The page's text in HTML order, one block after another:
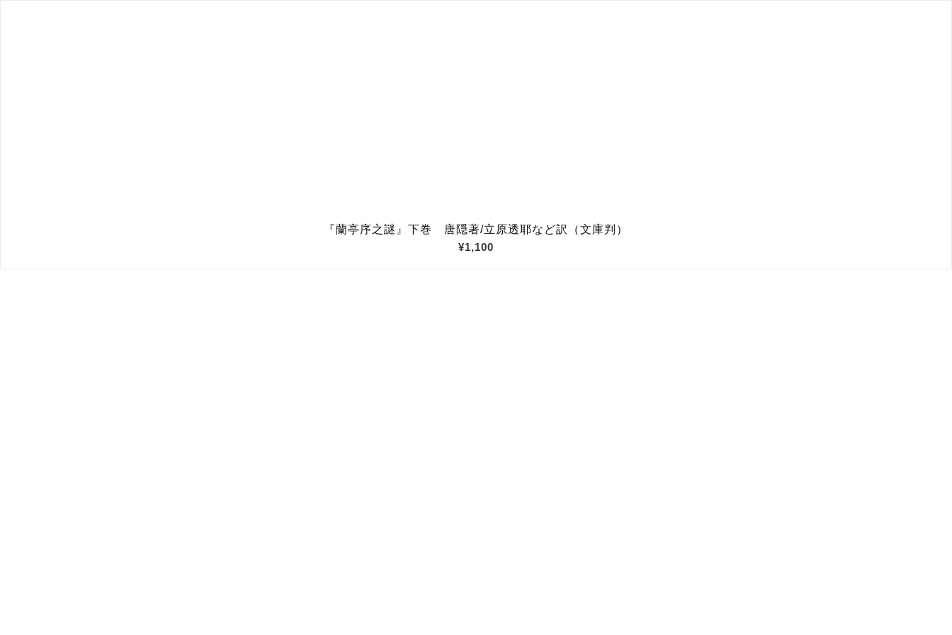
『蘭亭序之謎』下巻 唐隠著/立原透耶など訳（文庫判）
¥1,100